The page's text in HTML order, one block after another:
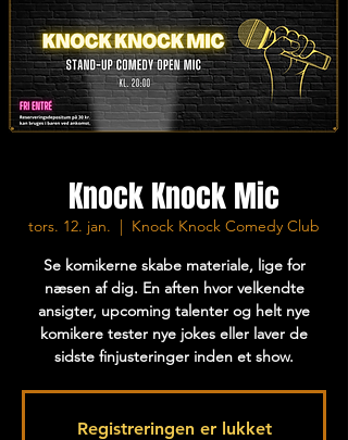
Knock Knock Mic
tors. 12. jan.
  |
Knock Knock Comedy Club
Se komikerne skabe materiale, lige for
næsen af dig. En aften hvor velkendte
ansigter, upcoming talenter og helt nye
komikere tester nye jokes eller laver de
sidste finjusteringer inden et show.
Registreringen er lukket